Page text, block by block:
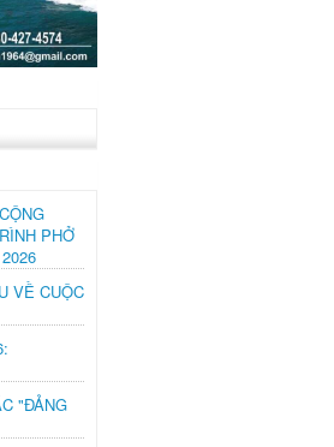
PHỞ
VỀ CUỘC
"ĐẢNG